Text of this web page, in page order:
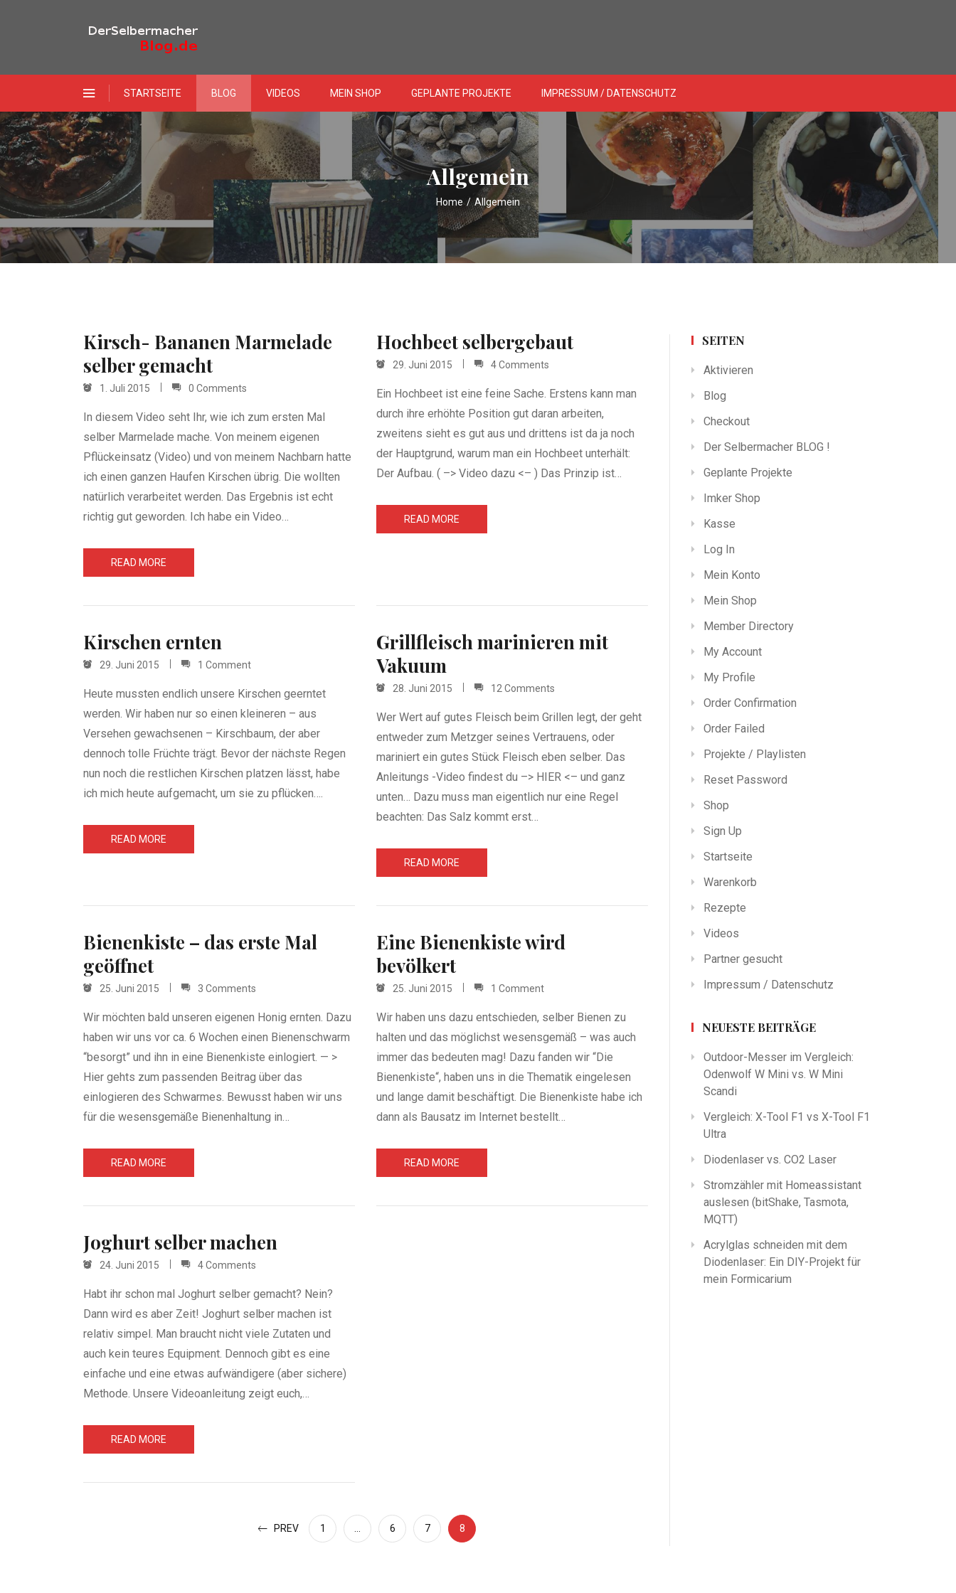
STARTSEITE BLOG VIDEOS MEIN SHOP GEPLANTE PROJEKTE IMPRESSUM / DATENSCHUTZ
Allgemein
Home / Allgemein
Kirsch- Bananen Marmelade
selber gemacht
1. Juli 2015 0 Comments
In diesem Video seht Ihr, wie ich zum ersten Mal
selber Marmelade mache. Von meinem eigenen
Pflückeinsatz (Video) und von meinem Nachbarn hatte
ich einen ganzen Haufen Kirschen übrig. Die wollten
natürlich verarbeitet werden. Das Ergebnis ist echt
richtig gut geworden. Ich habe ein Video…
READ MORE
Hochbeet selbergebaut
29. Juni 2015 4 Comments
Ein Hochbeet ist eine feine Sache. Erstens kann man
durch ihre erhöhte Position gut daran arbeiten,
zweitens sieht es gut aus und drittens ist da ja noch
der Hauptgrund, warum man ein Hochbeet unterhält:
Der Aufbau. ( –> Video dazu <– ) Das Prinzip ist…
READ MORE
Kirschen ernten
29. Juni 2015 1 Comment
Heute mussten endlich unsere Kirschen geerntet
werden. Wir haben nur so einen kleineren – aus
Versehen gewachsenen – Kirschbaum, der aber
dennoch tolle Früchte trägt. Bevor der nächste Regen
nun noch die restlichen Kirschen platzen lässt, habe
ich mich heute aufgemacht, um sie zu pflücken….
READ MORE
Grillfleisch marinieren mit
Vakuum
28. Juni 2015 12 Comments
Wer Wert auf gutes Fleisch beim Grillen legt, der geht
entweder zum Metzger seines Vertrauens, oder
mariniert ein gutes Stück Fleisch eben selber. Das
Anleitungs -Video findest du –> HIER <– und ganz
unten… Dazu muss man eigentlich nur eine Regel
beachten: Das Salz kommt erst…
READ MORE
Bienenkiste – das erste Mal
geöffnet
25. Juni 2015 3 Comments
Wir möchten bald unseren eigenen Honig ernten. Dazu
haben wir uns vor ca. 6 Wochen einen Bienenschwarm
“besorgt” und ihn in eine Bienenkiste einlogiert. — >
Hier gehts zum passenden Beitrag über das
einlogieren des Schwarmes. Bewusst haben wir uns
für die wesensgemäße Bienenhaltung in…
READ MORE
Eine Bienenkiste wird
bevölkert
25. Juni 2015 1 Comment
Wir haben uns dazu entschieden, selber Bienen zu
halten und das möglichst wesensgemäß – was auch
immer das bedeuten mag! Dazu fanden wir “Die
Bienenkiste“, haben uns in die Thematik eingelesen
und lange damit beschäftigt. Die Bienenkiste habe ich
dann als Bausatz im Internet bestellt…
READ MORE
Joghurt selber machen
24. Juni 2015 4 Comments
Habt ihr schon mal Joghurt selber gemacht? Nein?
Dann wird es aber Zeit! Joghurt selber machen ist
relativ simpel. Man braucht nicht viele Zutaten und
auch kein teures Equipment. Dennoch gibt es eine
einfache und eine etwas aufwändigere (aber sichere)
Methode. Unsere Videoanleitung zeigt euch,…
READ MORE
PREV 1 6 7 8
SEITEN
Aktivieren
Blog
Checkout
Der Selbermacher BLOG !
Geplante Projekte
Imker Shop
Kasse
Log In
Mein Konto
Mein Shop
Member Directory
My Account
My Profile
Order Confirmation
Order Failed
Projekte / Playlisten
Reset Password
Shop
Sign Up
Startseite
Warenkorb
Rezepte
Videos
Partner gesucht
Impressum / Datenschutz
NEUESTE BEITRÄGE
Outdoor-Messer im Vergleich:
Odenwolf W Mini vs. W Mini
Scandi
Vergleich: X-Tool F1 vs X-Tool F1
Ultra
Diodenlaser vs. CO2 Laser
Stromzähler mit Homeassistant
auslesen (bitShake, Tasmota,
MQTT)
Acrylglas schneiden mit dem
Diodenlaser: Ein DIY-Projekt für
mein Formicarium